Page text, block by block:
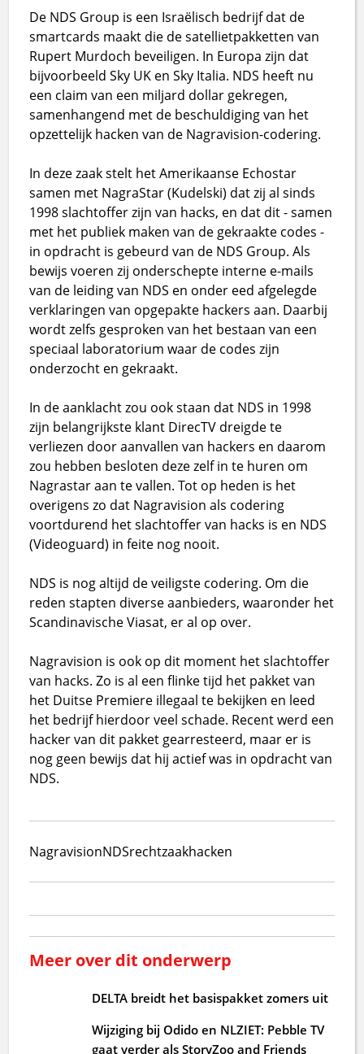
De NDS Group is een Israëlisch bedrijf dat de
smartcards maakt die de satellietpakketten van
Rupert Murdoch beveiligen. In Europa zijn dat
bijvoorbeeld Sky UK en Sky Italia. NDS heeft nu
een claim van een miljard dollar gekregen,
samenhangend met de beschuldiging van het
opzettelijk hacken van de Nagravision-codering.
In deze zaak stelt het Amerikaanse Echostar
samen met NagraStar (Kudelski) dat zij al sinds
1998 slachtoffer zijn van hacks, en dat dit - samen
met het publiek maken van de gekraakte codes -
in opdracht is gebeurd van de NDS Group. Als
bewijs voeren zij onderschepte interne e-mails
van de leiding van NDS en onder eed afgelegde
verklaringen van opgepakte hackers aan. Daarbij
wordt zelfs gesproken van het bestaan van een
speciaal laboratorium waar de codes zijn
onderzocht en gekraakt.
In de aanklacht zou ook staan dat NDS in 1998
zijn belangrijkste klant DirecTV dreigde te
verliezen door aanvallen van hackers en daarom
zou hebben besloten deze zelf in te huren om
Nagrastar aan te vallen. Tot op heden is het
overigens zo dat Nagravision als codering
voortdurend het slachtoffer van hacks is en NDS
(Videoguard) in feite nog nooit.
NDS is nog altijd de veiligste codering. Om die
reden stapten diverse aanbieders, waaronder het
Scandinavische Viasat, er al op over.
Nagravision is ook op dit moment het slachtoffer
van hacks. Zo is al een flinke tijd het pakket van
het Duitse Premiere illegaal te bekijken en leed
het bedrijf hierdoor veel schade. Recent werd een
hacker van dit pakket gearresteerd, maar er is
nog geen bewijs dat hij actief was in opdracht van
NDS.
NagravisionNDSrechtzaakhacken
Meer over dit onderwerp
DELTA breidt het basispakket zomers uit
Wijziging bij Odido en NLZIET: Pebble TV
gaat verder als StoryZoo and Friends